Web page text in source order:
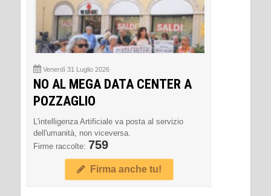
Venerdì 31 Luglio 2026
NO AL MEGA DATA CENTER A
POZZAGLIO
L'intelligenza Artificiale va posta al servizio
dell'umanità, non viceversa.
Firme raccolte: 759
Firma anche tu!